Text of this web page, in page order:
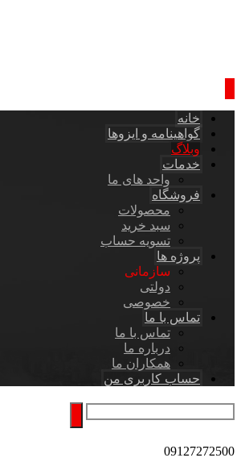
خانه
گواهینامه و ایزوها
وبلاگ
خدمات
واحد های ما
فروشگاه
محصولات
سبد خرید
تسویه حساب
پروژه ها
سازمانی
دولتی
خصوصی
تماس با ما
تماس با ما
درباره ما
همکاران ما
حساب کاربری من
09127272500